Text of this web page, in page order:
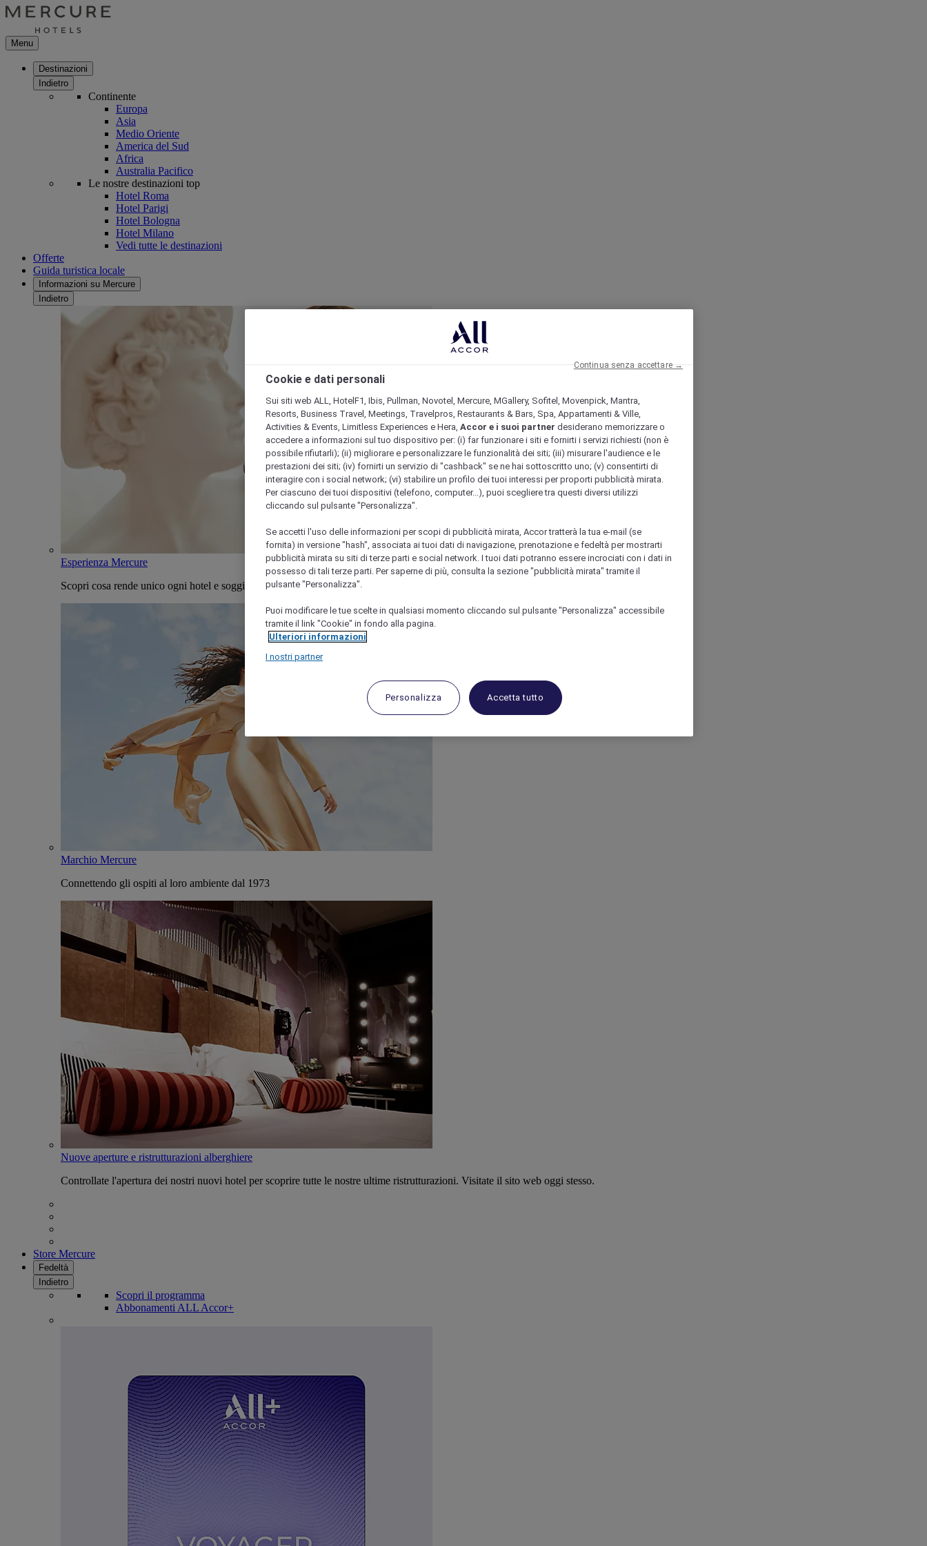
Menu
Destinazioni
Indietro
Continente
Europa
Asia
Medio Oriente
America del Sud
Africa
Australia Pacifico
Le nostre destinazioni top
Hotel Roma
Hotel Parigi
Hotel Bologna
Hotel Milano
Vedi tutte le destinazioni
Offerte
Guida turistica locale
Informazioni su Mercure
Indietro
Esperienza Mercure
Scopri cosa rende unico ogni hotel e soggiorno Mercure
Marchio Mercure
Connettendo gli ospiti al loro ambiente dal 1973
Nuove aperture e ristrutturazioni alberghiere
Controllate l'apertura dei nostri nuovi hotel per scoprire tutte le nostre ultime ristrutturazioni. Visitate il sito web oggi stesso.
Store Mercure
Fedeltà
Indietro
Scopri il programma
Abbonamenti ALL Accor+
Cookie e dati personali
Sui siti web ALL, HotelF1, Ibis, Pullman, Novotel, Mercure, MGallery, Sofitel, Movenpick, Mantra,
Resorts, Business Travel, Meetings, Travelpros, Restaurants & Bars, Spa, Appartamenti & Ville,
Activities & Events, Limitless Experiences e Hera, Accor e i suoi partner desiderano memorizzare o
accedere a informazioni sul tuo dispositivo per: (i) far funzionare i siti e fornirti i servizi richiesti (non è
possibile rifiutarli); (ii) migliorare e personalizzare le funzionalità dei siti; (iii) misurare l'audience e le
prestazioni dei siti; (iv) fornirti un servizio di "cashback" se ne hai sottoscritto uno; (v) consentirti di
interagire con i social network; (vi) stabilire un profilo dei tuoi interessi per proporti pubblicità mirata.
Per ciascuno dei tuoi dispositivi (telefono, computer...), puoi scegliere tra questi diversi utilizzi
cliccando sul pulsante "Personalizza".
Se accetti l'uso delle informazioni per scopi di pubblicità mirata, Accor tratterà la tua e-mail (se
fornita) in versione "hash", associata ai tuoi dati di navigazione, prenotazione e fedeltà per mostrarti
pubblicità mirata su siti di terze parti e social network. I tuoi dati potranno essere incrociati con i dati in
possesso di tali terze parti. Per saperne di più, consulta la sezione "pubblicità mirata" tramite il
pulsante "Personalizza".
Puoi modificare le tue scelte in qualsiasi momento cliccando sul pulsante "Personalizza" accessibile
tramite il link "Cookie" in fondo alla pagina.
Ulteriori informazioni
I nostri partner
Personalizza Accetta tutto
Continua senza accettare →